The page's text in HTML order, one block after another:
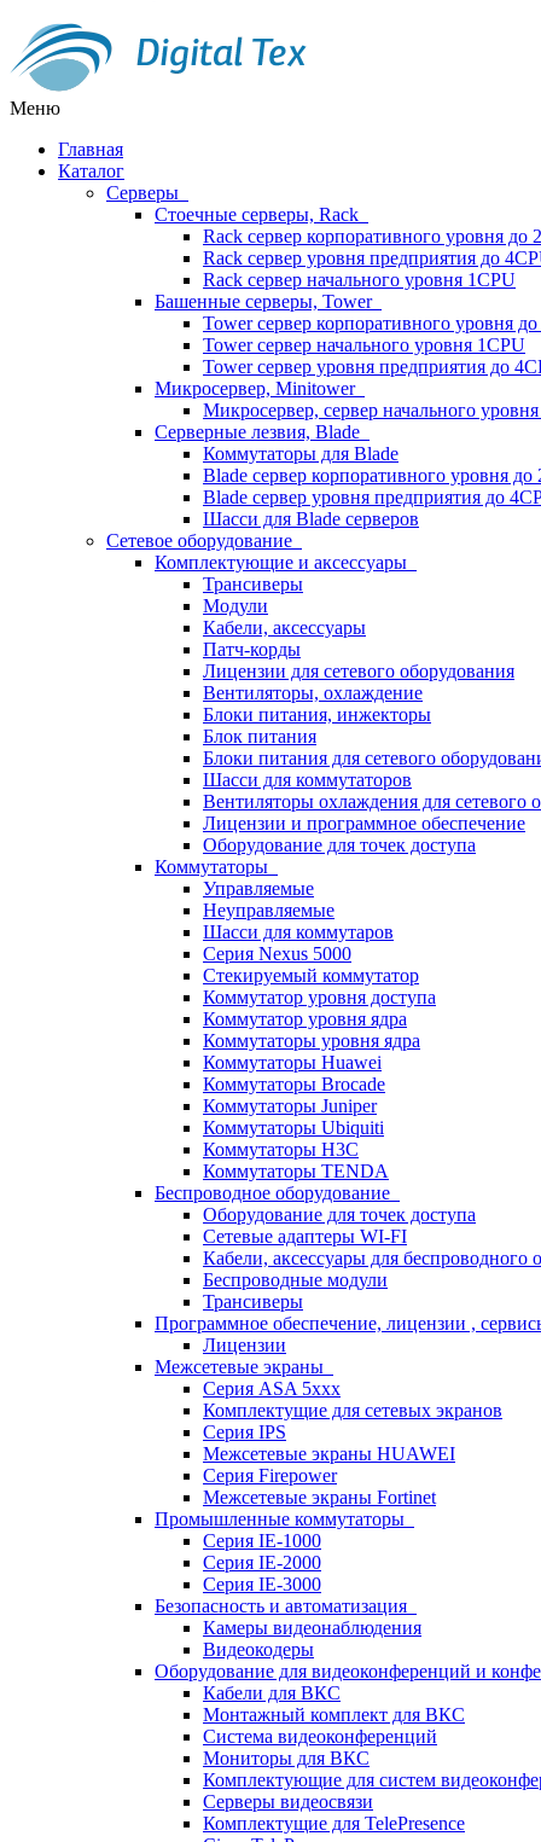
Меню
Главная
Каталог
Серверы
Стоечные серверы, Rack
Rack сервер корпоративного уровня до
Rack сервер уровня предприятия до
Rack сервер начального уровня 1CPU
Башенные серверы, Tower
Tower сервер корпоративного уровня
Tower сервер начального уровня 1CPU
Tower сервер уровня предприятия до
Микросервер, Minitower
Микросервер, сервер начального
Серверные лезвия, Blade
Коммутаторы для Blade
Blade сервер корпоративного уровня до
Blade сервер уровня предприятия до
Шасси для Blade серверов
Сетевое оборудование
Комплектующие и аксессуары
Трансиверы
Модули
Кабели, аксессуары
Патч-корды
Лицензии для сетевого оборудования
Вентиляторы, охлаждение
Блоки питания, инжекторы
Блок питания
Блоки питания для сетевого
Шасси для коммутаторов
Вентиляторы охлаждения для сетевого
Лицензии и программное обеспечение
Оборудование для точек доступа
Коммутаторы
Управляемые
Неуправляемые
Шасси для коммутаров
Серия Nexus 5000
Стекируемый коммутатор
Коммутатор уровня доступа
Коммутатор уровня ядра
Коммутаторы уровня ядра
Коммутаторы Huawei
Коммутаторы Brocade
Коммутаторы Juniper
Коммутаторы Ubiquiti
Коммутаторы H3C
Коммутаторы TENDA
Беспроводное оборудование
Оборудование для точек доступа
Сетевые адаптеры WI-FI
Кабели, аксессуары для беспроводного
Беспроводные модули
Трансиверы
Программное обеспечение, лицензии ,
Лицензии
Межсетевые экраны
Серия ASA 5xxx
Комплектущие для сетевых экранов
Серия IPS
Межсетевые экраны HUAWEI
Серия Firepower
Межсетевые экраны Fortinet
Промышленные коммутаторы
Серия IE-1000
Серия IE-2000
Серия IE-3000
Безопасность и автоматизация
Камеры видеонаблюдения
Видеокодеры
Оборудование для видеоконференций и
Кабели для ВКС
Монтажный комплект для ВКС
Система видеоконференций
Мониторы для ВКС
Комплектующие для систем
Серверы видеосвязи
Комплектущие для TelePresence